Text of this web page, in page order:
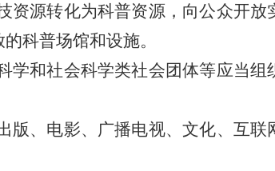
资源转化为科普资源，向公众开
科普场馆和设施。
和社会科学类社会团体等应当组
、电影、广播电视、文化、互联